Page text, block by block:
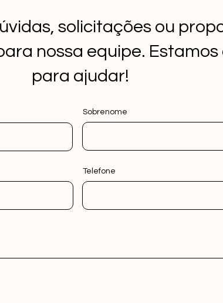
solicitações ou
nossa equipe. Estamos
para ajudar!
Sobrenome
Telefone